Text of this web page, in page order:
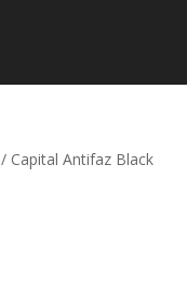
/ Capital Antifaz Black